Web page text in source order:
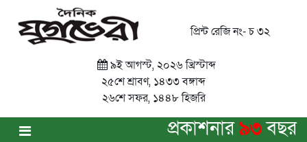
প্রিন্ট রেজি নং- চ ৩২
৯ই আগস্ট, ২০২৬ খ্রিস্টাব্দ
২৫শে শ্রাবণ, ১৪৩৩ বঙ্গাব্দ
২৬শে সফর, ১৪৪৮ হিজরি
প্রকাশনার৯৩বছর